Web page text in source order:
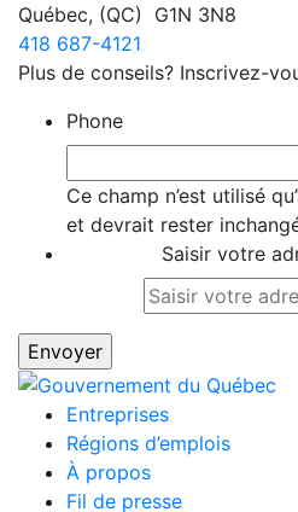
Québec, (QC)
G1N 3N8
418 687-4121
Plus de conseils? Inscrivez-
Phone
Ce champ n’est utilisé
et devrait rester
Saisir votre
Entreprises
Régions d’emplois
À propos
Fil de presse